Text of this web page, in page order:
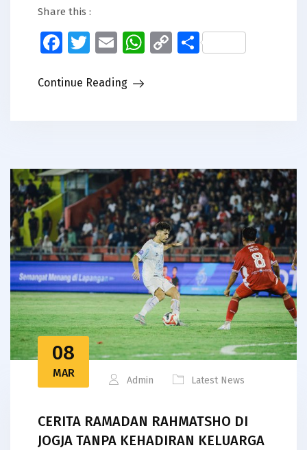
Share this :
Facebook
Twitter
EmailWhatsApp
CopyShare
Continue Reading
08
MAR
Admin Latest News
CERITA RAMADAN RAHMATSHO DI
JOGJA TANPA KEHADIRAN KELUARGA